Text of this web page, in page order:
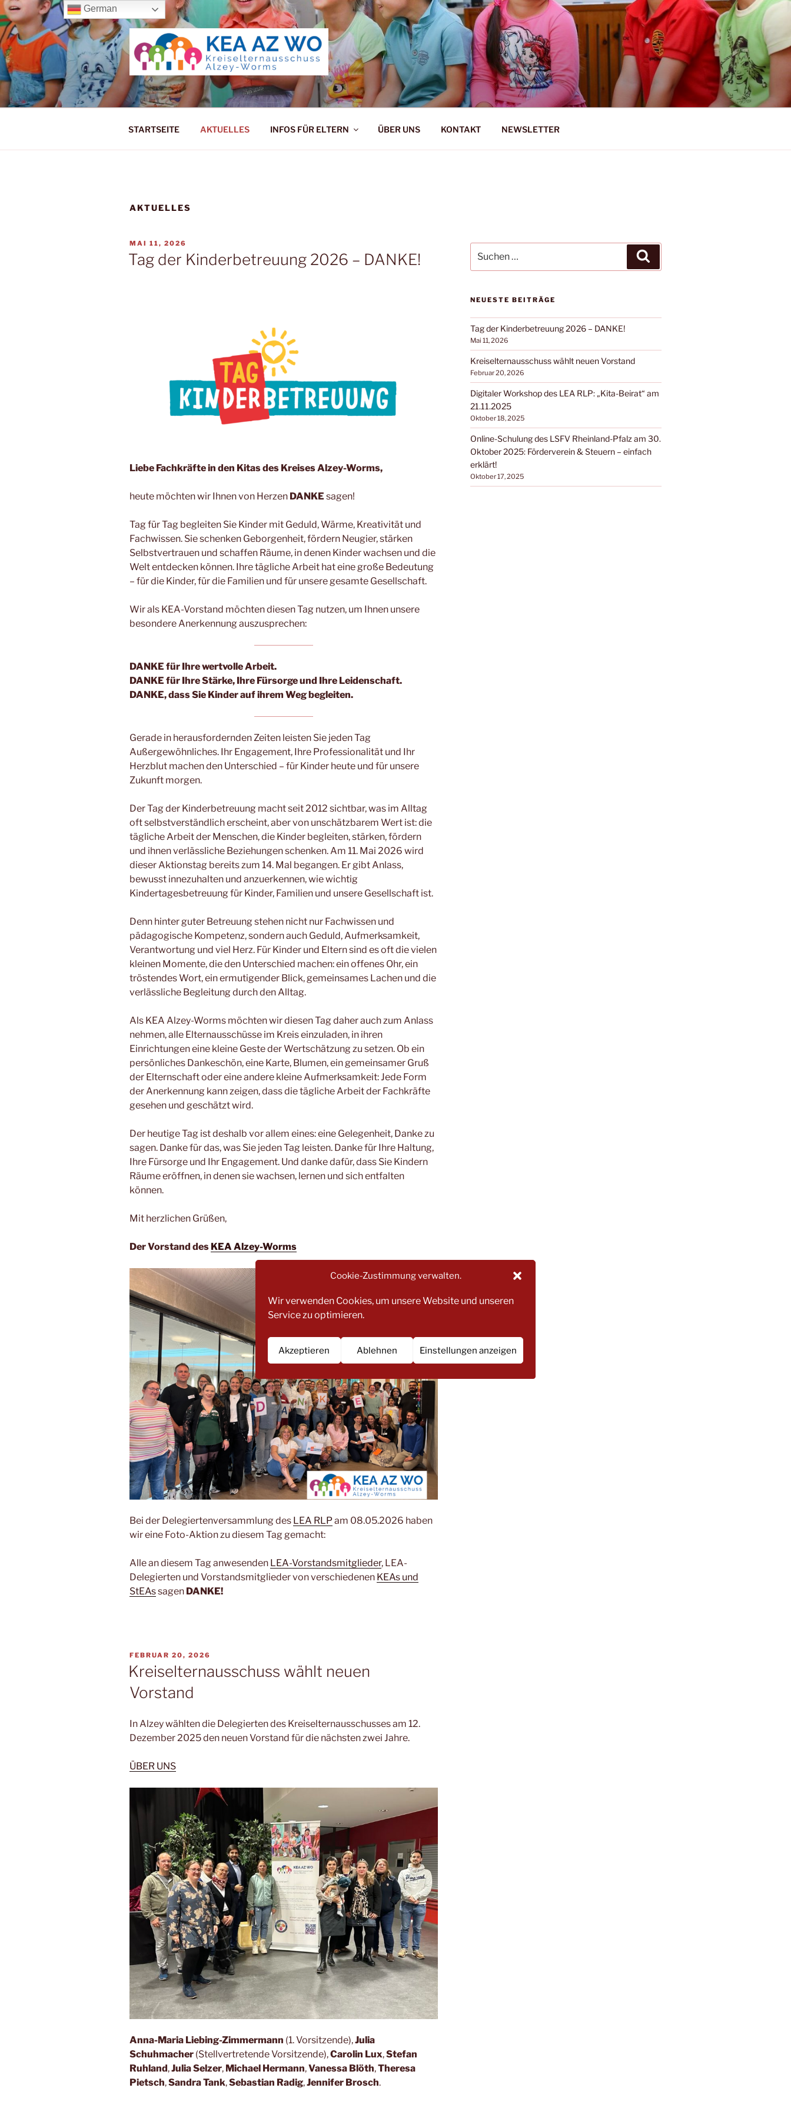
Cookie-Zustimmung verwalten.
Wir verwenden Cookies, um unsere Website und unseren
Service zu optimieren.
Akzeptieren Ablehnen Einstellungen anzeigen
Zum
Inhalt
springen
KREISELTERNAUSSCHUSS ALZEY-WORMS
STARTSEITE AKTUELLES INFOS FÜR ELTERN ÜBER UNS KONTAKT NEWSLETTER
AKTUELLES
VERÖFFENTLICHT
AM
MAI 11, 2026
Tag der Kinderbetreuung 2026 – DANKE!
Liebe Fachkräfte in den Kitas des Kreises Alzey-Worms,
heute möchten wir Ihnen von Herzen DANKE sagen!
Tag für Tag begleiten Sie Kinder mit Geduld, Wärme, Kreativität und
Fachwissen. Sie schenken Geborgenheit, fördern Neugier, stärken
Selbstvertrauen und schaffen Räume, in denen Kinder wachsen und die
Welt entdecken können. Ihre tägliche Arbeit hat eine große Bedeutung
– für die Kinder, für die Familien und für unsere gesamte Gesellschaft.
Wir als KEA-Vorstand möchten diesen Tag nutzen, um Ihnen unsere
besondere Anerkennung auszusprechen:
DANKE für Ihre wertvolle Arbeit.
DANKE für Ihre Stärke, Ihre Fürsorge und Ihre Leidenschaft.
DANKE, dass Sie Kinder auf ihrem Weg begleiten.
Gerade in herausfordernden Zeiten leisten Sie jeden Tag
Außergewöhnliches. Ihr Engagement, Ihre Professionalität und Ihr
Herzblut machen den Unterschied – für Kinder heute und für unsere
Zukunft morgen.
Der Tag der Kinderbetreuung macht seit 2012 sichtbar, was im Alltag
oft selbstverständlich erscheint, aber von unschätzbarem Wert ist: die
tägliche Arbeit der Menschen, die Kinder begleiten, stärken, fördern
und ihnen verlässliche Beziehungen schenken. Am 11. Mai 2026 wird
dieser Aktionstag bereits zum 14. Mal begangen. Er gibt Anlass,
bewusst innezuhalten und anzuerkennen, wie wichtig
Kindertagesbetreuung für Kinder, Familien und unsere Gesellschaft ist.
Denn hinter guter Betreuung stehen nicht nur Fachwissen und
pädagogische Kompetenz, sondern auch Geduld, Aufmerksamkeit,
Verantwortung und viel Herz. Für Kinder und Eltern sind es oft die vielen
kleinen Momente, die den Unterschied machen: ein offenes Ohr, ein
tröstendes Wort, ein ermutigender Blick, gemeinsames Lachen und die
verlässliche Begleitung durch den Alltag.
Als KEA Alzey-Worms möchten wir diesen Tag daher auch zum Anlass
nehmen, alle Elternausschüsse im Kreis einzuladen, in ihren
Einrichtungen eine kleine Geste der Wertschätzung zu setzen. Ob ein
persönliches Dankeschön, eine Karte, Blumen, ein gemeinsamer Gruß
der Elternschaft oder eine andere kleine Aufmerksamkeit: Jede Form
der Anerkennung kann zeigen, dass die tägliche Arbeit der Fachkräfte
gesehen und geschätzt wird.
Der heutige Tag ist deshalb vor allem eines: eine Gelegenheit, Danke zu
sagen. Danke für das, was Sie jeden Tag leisten. Danke für Ihre Haltung,
Ihre Fürsorge und Ihr Engagement. Und danke dafür, dass Sie Kindern
Räume eröffnen, in denen sie wachsen, lernen und sich entfalten
können.
Mit herzlichen Grüßen,
Der Vorstand des KEA Alzey-Worms
Bei der Delegiertenversammlung des LEA RLPam 08.05.2026 haben
wir eine Foto-Aktion zu diesem Tag gemacht:
Alle an diesem Tag anwesenden LEA-Vorstandsmitglieder, LEA-
Delegierten und Vorstandsmitglieder von verschiedenen KEAs und
StEAssagen DANKE!
VERÖFFENTLICHT
AM
FEBRUAR 20, 2026
Kreiselternausschuss wählt neuen
Vorstand
In Alzey wählten die Delegierten des Kreiselternausschusses am 12.
Dezember 2025 den neuen Vorstand für die nächsten zwei Jahre.
ÜBER UNS
Anna-Maria Liebing-Zimmermann (1. Vorsitzende),Julia
Schuhmacher (Stellvertretende Vorsitzende),Carolin Lux,Stefan
Ruhland,Julia Selzer, Michael Hermann,Vanessa Blöth,Theresa
Pietsch,Sandra Tank,Sebastian Radig,Jennifer Brosch.
nach:
NEUESTE BEITRÄGE
Tag der Kinderbetreuung 2026 – DANKE!
Mai 11, 2026
Kreiselternausschuss wählt neuen Vorstand
Februar 20, 2026
Digitaler Workshop des LEA RLP: „Kita-Beirat“ am
21.11.2025
Oktober 18, 2025
Online-Schulung des LSFV Rheinland-Pfalz am 30.
Oktober 2025: Förderverein & Steuern – einfach
erklärt!
Oktober 17, 2025
German